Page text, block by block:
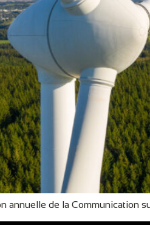
annuelle de la Communication